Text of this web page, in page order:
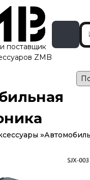
поставщик
ZMB